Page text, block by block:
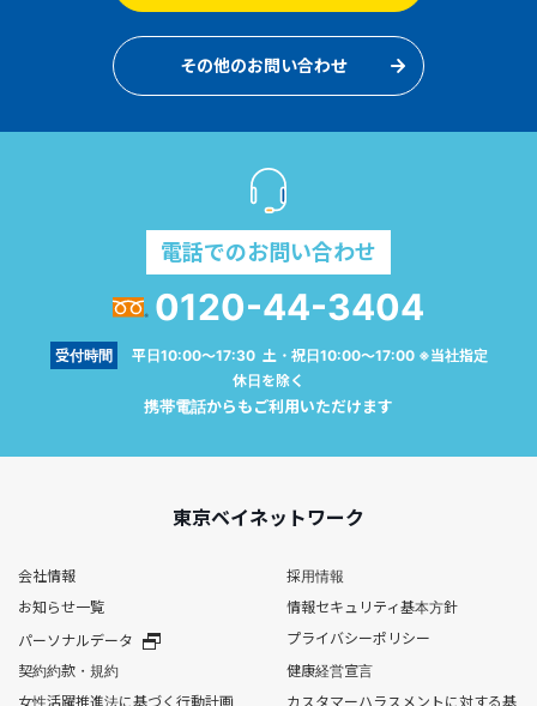
その他のお問い合わせ
電話でのお問い合わせ
0120-44-3404
受付時間
平日10:00～17:30 土・祝日10:00～17:00 ※当社指定
休日を除く
携帯電話からもご利用いただけます
東京ベイネットワーク
会社情報
採用情報
お知らせ一覧
情報セキュリティ基本方針
パーソナルデータ
プライバシーポリシー
契約約款・規約
健康経営宣言
女性活躍推進法に基づく行動計画
カスタマーハラスメントに対する基